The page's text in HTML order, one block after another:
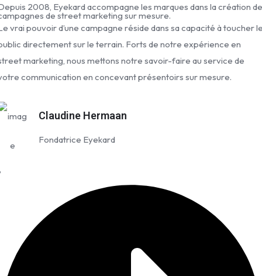
2008, Eyekard accompagne les marques dans la création
de street marketing sur mesure.
vrai pouvoir d’une campagne réside dans sa capacité à toucher
directement sur le terrain. Forts de notre expérience en
marketing, nous mettons notre savoir-faire au service de
communication en concevant présentoirs sur mesure.
Claudine Hermaan
Fondatrice Eyekard